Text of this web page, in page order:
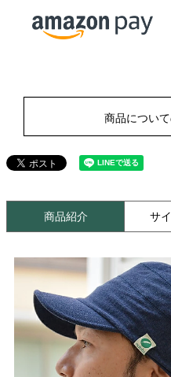
商品につい
商品紹介 サ